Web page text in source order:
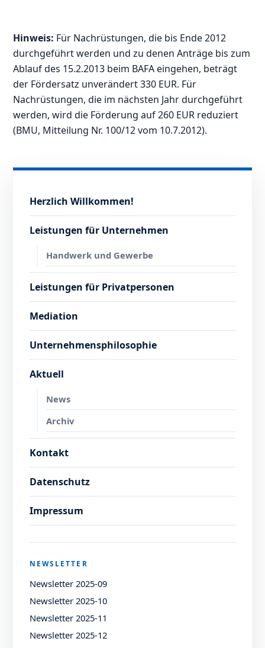
Hinweis: Für Nachrüstungen, die bis Ende 2012
durchgeführt werden und zu denen Anträge bis zum
Ablauf des 15.2.2013 beim BAFA eingehen, beträgt
der Fördersatz unverändert 330 EUR. Für
Nachrüstungen, die im nächsten Jahr durchgeführt
werden, wird die Förderung auf 260 EUR reduziert
(BMU, Mitteilung Nr. 100/12 vom 10.7.2012).
Herzlich Willkommen!
Leistungen für Unternehmen
Handwerk und Gewerbe
Leistungen für Privatpersonen
Mediation
Unternehmensphilosophie
Aktuell
News
Archiv
Kontakt
Datenschutz
Impressum
NEWSLETTER
Newsletter 2025-09
Newsletter 2025-10
Newsletter 2025-11
Newsletter 2025-12